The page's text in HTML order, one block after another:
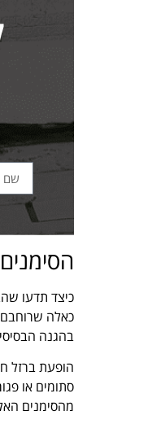
כיצד תדעו
בהגנה
הופעת ברזל
סתומים או
מהסימנים